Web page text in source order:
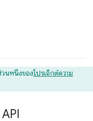
วนหนึ่งของโปรเจ็กต์ความ